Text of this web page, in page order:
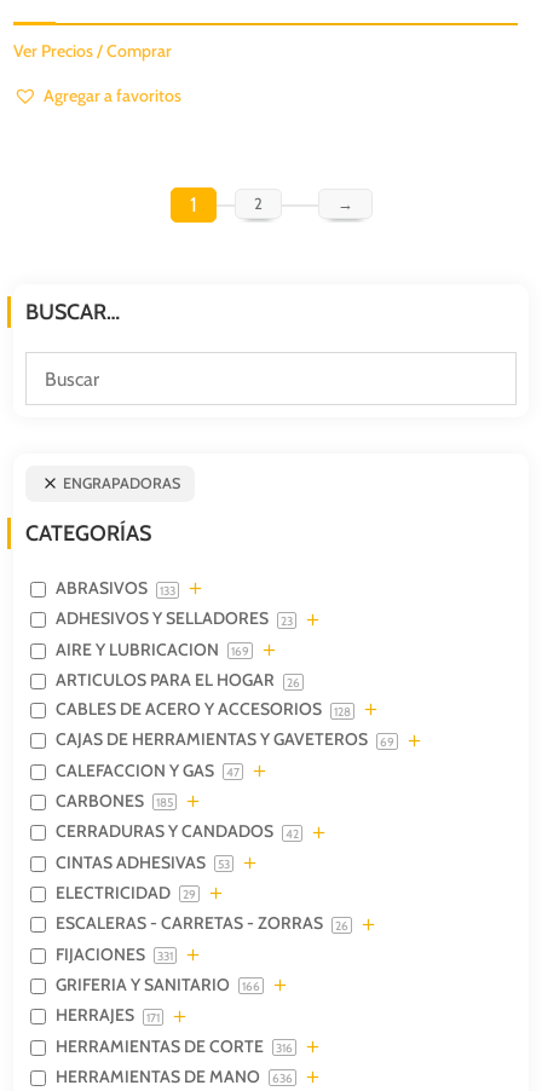
Ver Precios / Comprar
Agregar a favoritos
1 2 →
BUSCAR…
ENGRAPADORAS
CATEGORÍAS
ABRASIVOS 133
ADHESIVOS Y SELLADORES 23
AIRE Y LUBRICACION 169
ARTICULOS PARA EL HOGAR 26
CABLES DE ACERO Y ACCESORIOS 128
CAJAS DE HERRAMIENTAS Y GAVETEROS 69
CALEFACCION Y GAS 47
CARBONES 185
CERRADURAS Y CANDADOS 42
CINTAS ADHESIVAS 53
ELECTRICIDAD 29
ESCALERAS - CARRETAS - ZORRAS 26
FIJACIONES 331
GRIFERIA Y SANITARIO 166
HERRAJES 171
HERRAMIENTAS DE CORTE 316
HERRAMIENTAS DE MANO 636